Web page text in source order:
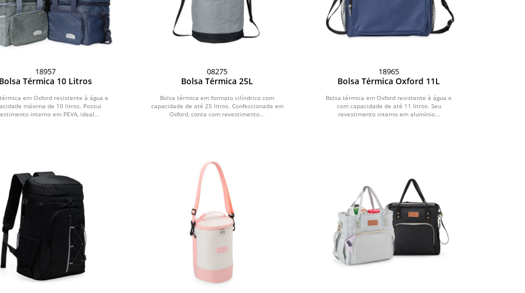
18957
Bolsa Térmica 10 Litros
em Oxford resistente à água e
máxima de 10 litros. Possui
interno em PEVA, ideal...
08275
Bolsa Térmica 25L
Bolsa térmica em formato cilíndrico com
capacidade de até 25 litros. Confeccionada em
Oxford, conta com revestimento...
18965
Bolsa Térmica Oxford 11L
Bolsa térmica em Oxford resistente à água e
com capacidade de até 11 litros. Seu
revestimento interno em alumínio...